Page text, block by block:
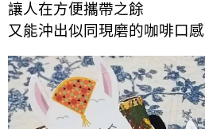
讓人在方便攜帶之餘
又能沖出似同現磨的咖啡口感